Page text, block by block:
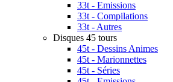
33t - Emissions
33t - Compilations
33t - Autres
Disques 45 tours
45t - Dessins Animes
45t - Marionnettes
45t - Séries